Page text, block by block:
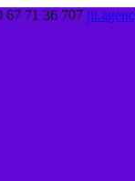
67 71 36 707